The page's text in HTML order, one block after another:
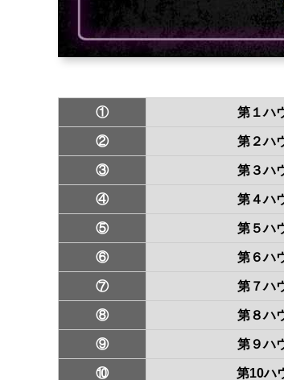
① 第１ハ
② 第２ハ
③ 第３ハ
④ 第４ハ
⑤ 第５ハ
⑥ 第６ハ
⑦ 第７ハ
⑧ 第８ハ
⑨ 第９ハ
⑩ 第10ハ